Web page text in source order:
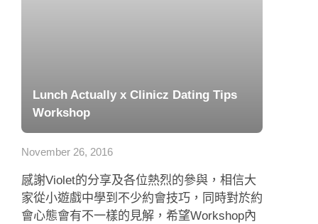
Lunch Actually x Clinicz Dating Tips
Workshop
November 26, 2016
感謝Violet的分享及各位熱烈的參與，相信大
家從小遊戲中學到不少約會技巧，同時對於約
會心態會有不一樣的見解，希望Workshop內